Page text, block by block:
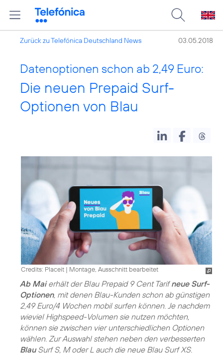
Zurück zu Telefónica Deutschland News 03.05.2018
Datenoptionen schon ab 2,49 Euro:
Die neuen Prepaid Surf-
Optionen von Blau
Credits: Placeit | Montage, Ausschnitt bearbeitet
Ab Maierhält der Blau Prepaid 9 Cent Tarifneue Surf-
Optionen, mit denen Blau-Kunden schon ab günstigen
2,49 Euro/4 Wochen mobil surfen können. Je nachdem
wieviel Highspeed-Volumen sie nutzen möchten,
können sie zwischen vier unterschiedlichen Optionen
wählen. Zur Auswahl stehen neben den verbesserten
BlauSurf S, M oder L auch die neue Blau Surf XS.